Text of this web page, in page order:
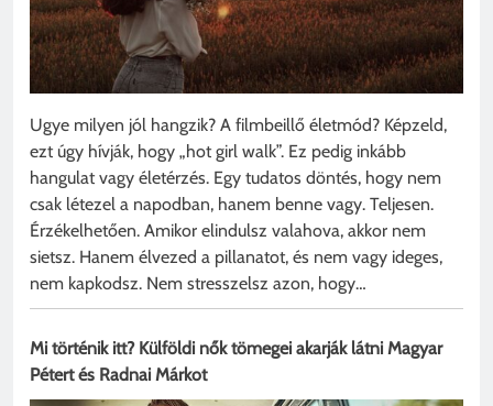
Ugye milyen jól hangzik? A filmbeillő életmód? Képzeld,
ezt úgy hívják, hogy „hot girl walk”. Ez pedig inkább
hangulat vagy életérzés. Egy tudatos döntés, hogy nem
csak létezel a napodban, hanem benne vagy. Teljesen.
Érzékelhetően. Amikor elindulsz valahova, akkor nem
sietsz. Hanem élvezed a pillanatot, és nem vagy ideges,
nem kapkodsz. Nem stresszelsz azon, hogy…
Mi történik itt? Külföldi nők tömegei akarják látni Magyar
Pétert és Radnai Márkot